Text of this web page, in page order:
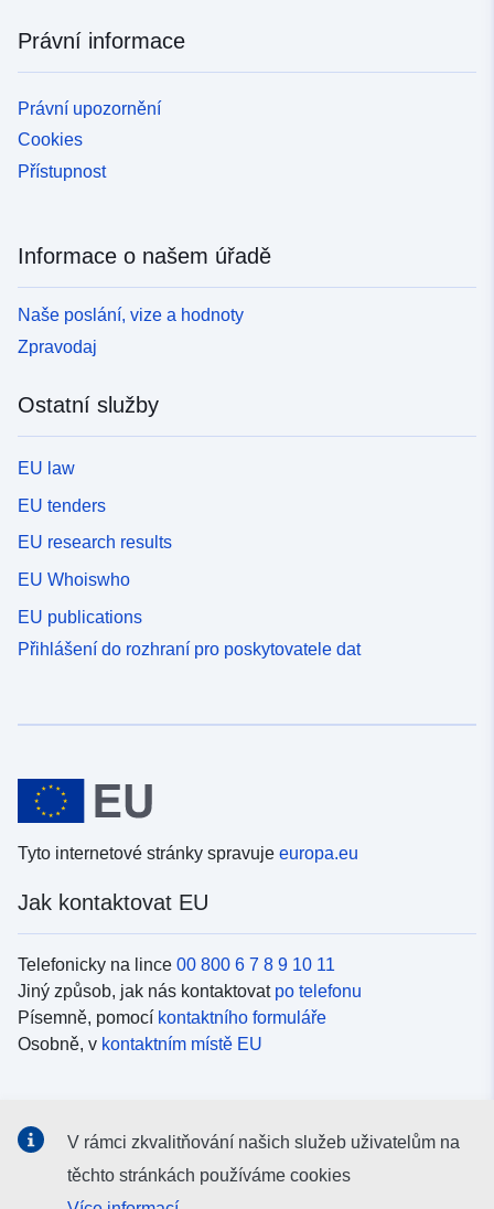
Právní informace
Právní upozornění
Cookies
Přístupnost
Informace o našem úřadě
Naše poslání, vize a hodnoty
Zpravodaj
Ostatní služby
EU law
EU tenders
EU research results
EU Whoiswho
EU publications
Přihlášení do rozhraní pro poskytovatele dat
Tyto internetové stránky spravuje europa.eu
Jak kontaktovat EU
Telefonicky na lince 00 800 6 7 8 9 10 11
Jiný způsob, jak nás kontaktovat po telefonu
Písemně, pomocí kontaktního formuláře
Osobně, v kontaktním místě EU
Vyhledávání informačních kanálů EU vsociálních médiích
V rámci zkvalitňování našich služeb uživatelům na
těchto stránkách používáme cookies